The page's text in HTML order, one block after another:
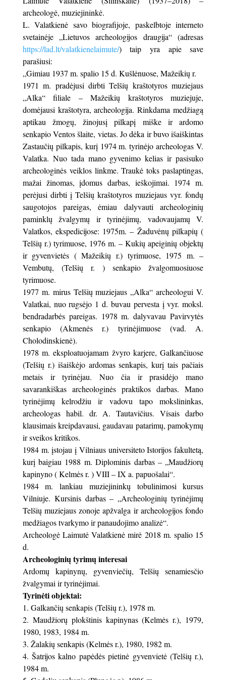
archeologė, muziejininkė.
L. Valatkienė savo biografijoje, paskelbtoje interneto
svetainėje „Lietuvos archeologijos draugija“ (adresas
https://lad.lt/valatkienelaimute/) taip yra apie save
parašiusi:
„Gimiau 1937 m. spalio 15 d. Kušlėnuose, Mažeikių r.
1971 m. pradėjusi dirbti Telšių kraštotyros muziejaus
„Alka“ filiale – Mažeikių kraštotyros muziejuje,
domėjausi kraštotyra, archeologija. Rinkdama medžiagą
aptikau žmogų, žinojusį pilkapį miške ir ardomo
senkapio Ventos šlaite, vietas. Jo dėka ir buvo išaiškintas
Zastaučių pilkapis, kurį 1974 m. tyrinėjo archeologas V.
Valatka. Nuo tada mano gyvenimo kelias ir pasisuko
archeologinės veiklos linkme. Traukė toks paslaptingas,
mažai žinomas, įdomus darbas, ieškojimai. 1974 m.
perėjusi dirbti į Telšių kraštotyros muziejaus vyr. fondų
saugotojos pareigas, ėmiau dalyvauti archeologinių
paminklų žvalgymų ir tyrinėjimų, vadovaujamų V.
Valatkos, ekspedicijose: 1975m. – Žaduvėnų pilkapių (
Telšių r.) tyrimuose, 1976 m. – Kukių apeiginių objektų
ir gyvenvietės ( Mažeikių r.) tyrimuose, 1975 m. –
Vembutų, (Telšių r. ) senkapio žvalgomuosiuose
tyrimuose.
1977 m. mirus Telšių muziejaus „Alka“ archeologui V.
Valatkai, nuo rugsėjo 1 d. buvau pervesta į vyr. moksl.
bendradarbės pareigas. 1978 m. dalyvavau Pavirvytės
senkapio (Akmenės r.) tyrinėjimuose (vad. A.
Cholodinskienė).
1978 m. eksploatuojamam žvyro karjere, Galkančiuose
(Telšių r.) išaiškėjo ardomas senkapis, kurį tais pačiais
metais ir tyrinėjau. Nuo čia ir prasidėjo mano
savarankiškas archeologinės praktikos darbas. Mano
tyrinėjimų kelrodžiu ir vadovu tapo mokslininkas,
archeologas habil. dr. A. Tautavičius. Visais darbo
klausimais kreipdavausi, gaudavau patarimų, pamokymų
ir sveikos kritikos.
1984 m. įstojau į Vilniaus universiteto Istorijos fakultetą,
kurį baigiau 1988 m. Diplominis darbas – „Maudžiorų
kapinyno ( Kelmės r. ) VIII – IX a. papuošalai“.
1984 m. lankiau muziejininkų tobulinimosi kursus
Vilniuje. Kursinis darbas – „Archeologinių tyrinėjimų
Telšių muziejaus zonoje apžvalga ir archeologijos fondo
medžiagos tvarkymo ir panaudojimo analizė“.
Archeologė Laimutė Valatkienė mirė 2018 m. spalio 15
d.
Archeologinių tyrimų interesai
Ardomų kapinynų, gyvenviečių, Telšių senamiesčio
žvalgymai ir tyrinėjimai.
Tyrinėti objektai:
Galkančių senkapis (Telšių r.), 1978 m.
Maudžiorų plokštinis kapinynas (Kelmės r.), 1979,
1980, 1983, 1984 m.
Žalakių senkapis (Kelmės r.), 1980, 1982 m.
Šatrijos kalno papėdės pietinė gyvenvietė (Telšių r.),
1984 m.